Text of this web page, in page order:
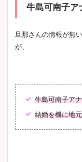
牛島可南子ア
旦那さんの情報が無
が、
牛島可南子ア
結婚を機に地